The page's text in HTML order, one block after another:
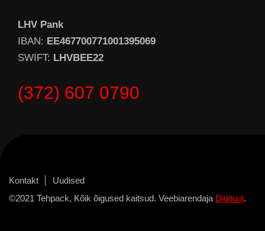
LHV Pank
IBAN: EE467700771001395069
SWIFT: LHVBEE22
(372) 607 0790
Kontakt
Uudised
©2021 Tehpack, Kõik õigused kaitsud. Veebiarendaja Digituul.